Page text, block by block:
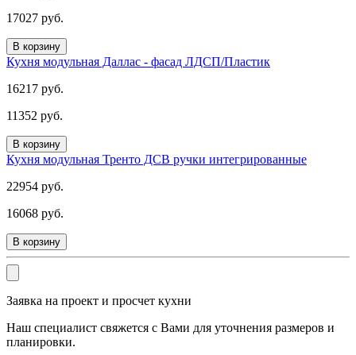
17027 руб.
В корзину
Кухня модульная Даллас - фасад ЛДСП/Пластик
16217 руб.
11352 руб.
В корзину
Кухня модульная Тренто ДСВ ручки интегрированные
22954 руб.
16068 руб.
В корзину
Заявка на проект и просчет кухни
Наш специалист свяжется с Вами для уточнения размеров и
планировки.